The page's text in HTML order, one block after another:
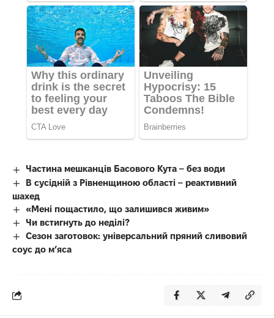
Частина мешканців Басового Кута – без води
В сусідній з Рівненщиною області – реактивний
шахед
«Мені пощастило, що залишився живим»
Чи встигнуть до неділі?
Сезон заготовок: універсальний пряний сливовий
соус до мʼяса